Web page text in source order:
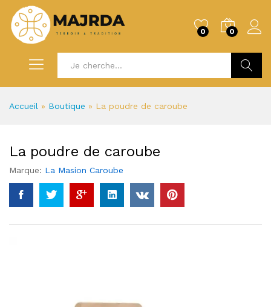
0 0
Accueil » Boutique » La poudre de caroube
La poudre de caroube
Marque: La Masion Caroube